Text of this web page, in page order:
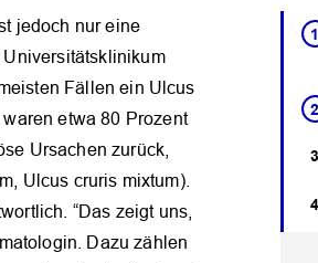
jedoch nur eine
Universitätsklinikum
Fällen ein Ulcus
etwa 80 Prozent
Ursachen zurück,
Ulcus cruris mixtum).
“Das zeigt uns,
Dazu zählen